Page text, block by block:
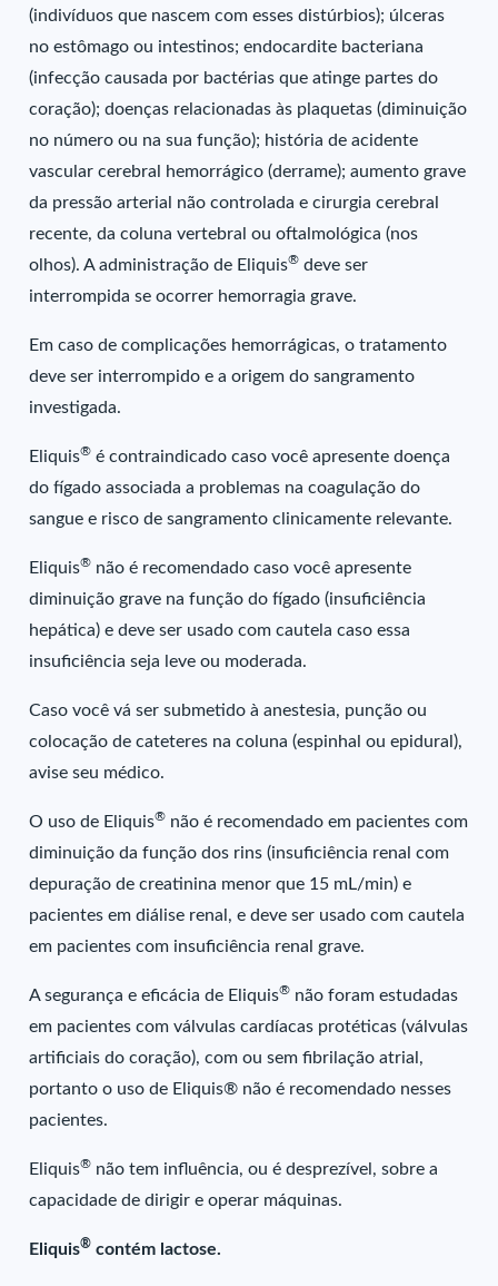
(indivíduos que nascem com esses distúrbios); úlceras
no estômago ou intestinos; endocardite bacteriana
(infecção causada por bactérias que atinge partes do
coração); doenças relacionadas às plaquetas (diminuição
no número ou na sua função); história de acidente
vascular cerebral hemorrágico (derrame); aumento grave
da pressão arterial não controlada e cirurgia cerebral
recente, da coluna vertebral ou oftalmológica (nos
olhos). A administração de Eliquis® deve ser
interrompida se ocorrer hemorragia grave.
Em caso de complicações hemorrágicas, o tratamento
deve ser interrompido e a origem do sangramento
investigada.
Eliquis® é contraindicado caso você apresente doença
do fígado associada a problemas na coagulação do
sangue e risco de sangramento clinicamente relevante.
Eliquis® não é recomendado caso você apresente
diminuição grave na função do fígado (insuficiência
hepática) e deve ser usado com cautela caso essa
insuficiência seja leve ou moderada.
Caso você vá ser submetido à anestesia, punção ou
colocação de cateteres na coluna (espinhal ou epidural),
avise seu médico.
O uso de Eliquis® não é recomendado em pacientes com
diminuição da função dos rins (insuficiência renal com
depuração de creatinina menor que 15 mL/min) e
pacientes em diálise renal, e deve ser usado com cautela
em pacientes com insuficiência renal grave.
A segurança e eficácia de Eliquis® não foram estudadas
em pacientes com válvulas cardíacas protéticas (válvulas
artificiais do coração), com ou sem fibrilação atrial,
portanto o uso de Eliquis® não é recomendado nesses
pacientes.
Eliquis® não tem influência, ou é desprezível, sobre a
capacidade de dirigir e operar máquinas.
Eliquis® contém lactose.